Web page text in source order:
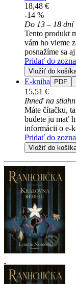
18,48 €
-14 %
Do 13 – 18 dní
Tento produkt
vám ho vieme
posnažíme sa
Pridať do
Vložiť do
E-kniha PDF
15,51 €
Ihneď na
Máte čítačku,
budete ju mať
informácii o e-
Pridať do
Vložiť do